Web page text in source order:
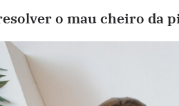
o mau cheiro da